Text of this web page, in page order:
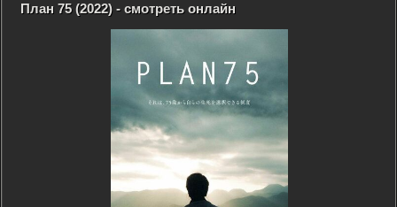
План 75 (2022) - смотреть онлайн